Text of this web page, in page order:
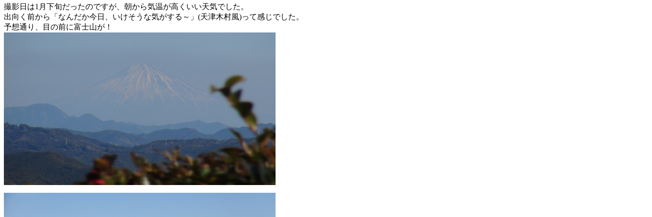
撮影日は1月下旬だったのですが、朝から気温が高くいい天気でした。
出向く前から「なんだか今日、いけそうな気がする～」(天津木村風)って感じでした。
予想通り、目の前に富士山が！